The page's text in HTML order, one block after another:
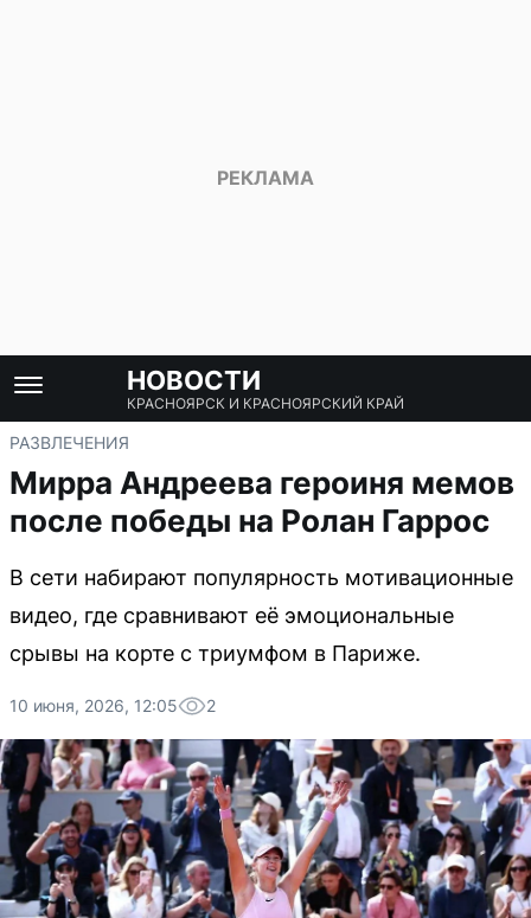
НОВОСТИ
КРАСНОЯРСК И КРАСНОЯРСКИЙ КРАЙ
РАЗВЛЕЧЕНИЯ
Мирра Андреева героиня мемов
после победы на Ролан Гаррос
В сети набирают популярность мотивационные
видео, где сравнивают её эмоциональные
срывы на корте с триумфом в Париже.
10 июня, 2026, 12:05 2